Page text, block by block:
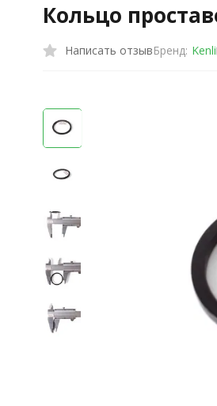
Кольцо
Написать отзывБренд: Kenli